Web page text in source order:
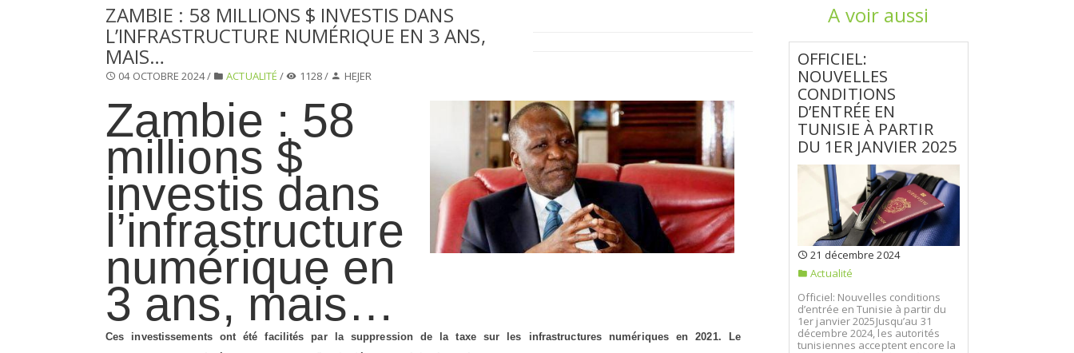
SELECTIONNEZ UNE SECTION SÉLECTIONNEZ UNE CATÉGORIE SÉLECTIONNEZ UN/DES PAYS
ZAMBIE : 58 MILLIONS $ INVESTIS DANS
L’INFRASTRUCTURE NUMÉRIQUE EN 3 ANS,
MAIS…
04 OCTOBRE 2024 / ACTUALITÉ / 1128 / HEJER
Zambie : 58
millions $
investis dans
l’infrastructure
numérique en
3 ans, mais…
Ces investissements ont été facilités par la suppression de la taxe sur les infrastructures numériques en 2021. Le
A voir aussi
OFFICIEL:
NOUVELLES
CONDITIONS
D’ENTRÉE EN
TUNISIE À PARTIR
DU 1ER JANVIER 2025
21 décembre 2024
Actualité
Officiel: Nouvelles conditions
d’entrée en Tunisie à partir du
1er janvier 2025Jusqu’au 31
décembre 2024, les autorités
tunisiennes acceptent encore la